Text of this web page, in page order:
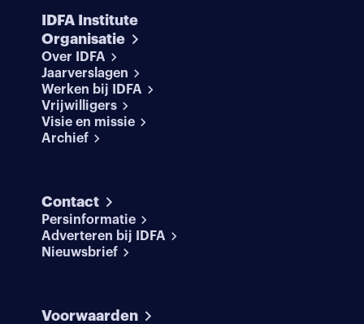
IDFA Institute
Organisatie
Over IDFA
Jaarverslagen
Werken bij IDFA
Vrijwilligers
Visie en missie
Archief
Contact
Persinformatie
Adverteren bij IDFA
Nieuwsbrief
Voorwaarden